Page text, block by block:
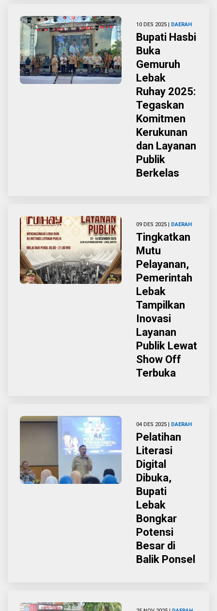
10 DES 2025 | DAERAH
Bupati Hasbi
Buka
Gemuruh
Lebak
Ruhay 2025:
Tegaskan
Komitmen
Kerukunan
dan Layanan
Publik
Berkelas
09 DES 2025 | DAERAH
Tingkatkan
Mutu
Pelayanan,
Pemerintah
Lebak
Tampilkan
Inovasi
Layanan
Publik Lewat
Show Off
Terbuka
04 DES 2025 | DAERAH
Pelatihan
Literasi
Digital
Dibuka,
Bupati
Lebak
Bongkar
Potensi
Besar di
Balik Ponsel